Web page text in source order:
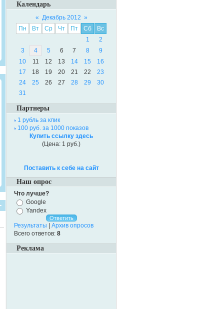
Календарь
« Декабрь 2012 »
Пн
Вт Ср Чт Пт Сб
Вс
1
2
3
4 5 6 7 8
9
10
11 12 13 14 15
16
17
18 19 20 21 22
23
24
25 26 27 28 29
30
31
Партнеры
1 рубль за клик
100 руб. за 1000 показов
Купить ссылку здесь
(Цена: 1 руб.)
Поставить к себе на сайт
Наш опрос
Что лучше?
Google
Yandex
Результаты | Архив опросов
Всего ответов: 8
Реклама